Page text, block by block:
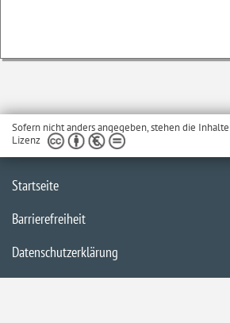
Sofern nicht anders angegeben, stehen die
Lizenz
Startseite
Barrierefreiheit
Datenschutzerklärung